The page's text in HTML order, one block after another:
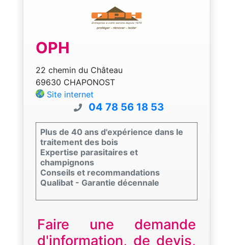
OPH
22 chemin du Château
69630 CHAPONOST
Site internet
04 78 56 18 53
Plus de 40 ans d'expérience dans le
traitement des bois
Expertise parasitaires et
champignons
Conseils et recommandations
Qualibat - Garantie décennale
Faire une demande
d'information, de devis,